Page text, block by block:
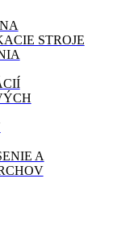
STROJE
A